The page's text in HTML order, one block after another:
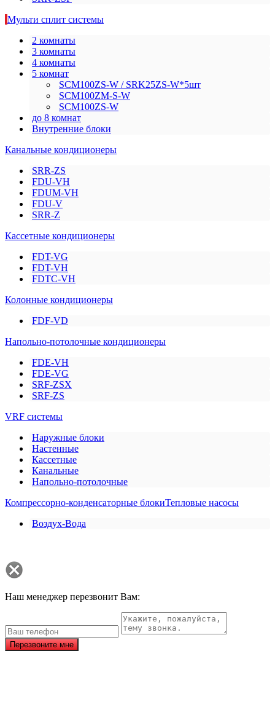
Мульти сплит системы
2 комнаты
3 комнаты
4 комнаты
5 комнат
SCM100ZS-W / SRK25ZS-W*5шт
SCM100ZM-S-W
SCM100ZS-W
до 8 комнат
Внутренние блоки
Канальные кондиционеры
SRR-ZS
FDU-VH
FDUM-VH
FDU-V
SRR-Z
Кассетные кондиционеры
FDT-VG
FDT-VH
FDTC-VH
Колонные кондиционеры
FDF-VD
Напольно-потолочные кондиционеры
FDE-VH
FDE-VG
SRF-ZSX
SRF-ZS
VRF системы
Наружные блоки
Настенные
Кассетные
Канальные
Напольно-потолочные
Компрессорно-конденсаторные блокиТепловые насосы
Воздух-Вода
Наш менеджер перезвонит Вам:
Перезвоните мне